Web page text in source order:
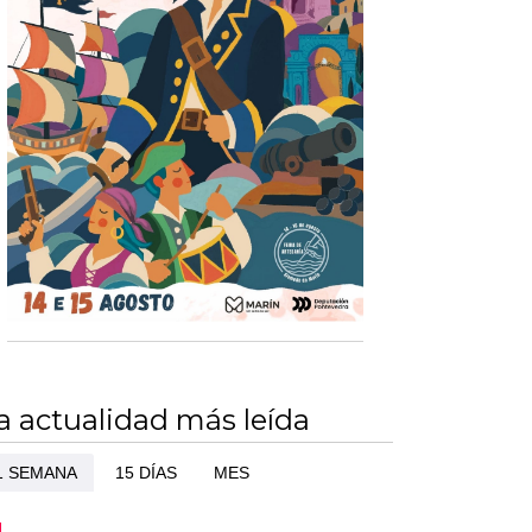
actualidad más leída
SEMANA 15 DÍAS MES